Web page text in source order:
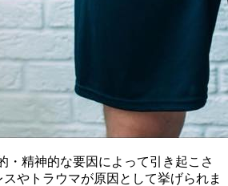
・精神的な要因によって引き起こさ
やトラウマが原因として挙げられま